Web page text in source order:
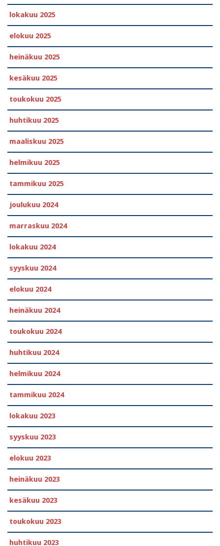
lokakuu 2025
elokuu 2025
heinäkuu 2025
kesäkuu 2025
toukokuu 2025
huhtikuu 2025
maaliskuu 2025
helmikuu 2025
tammikuu 2025
joulukuu 2024
marraskuu 2024
lokakuu 2024
syyskuu 2024
elokuu 2024
heinäkuu 2024
toukokuu 2024
huhtikuu 2024
helmikuu 2024
tammikuu 2024
lokakuu 2023
syyskuu 2023
elokuu 2023
heinäkuu 2023
kesäkuu 2023
toukokuu 2023
huhtikuu 2023